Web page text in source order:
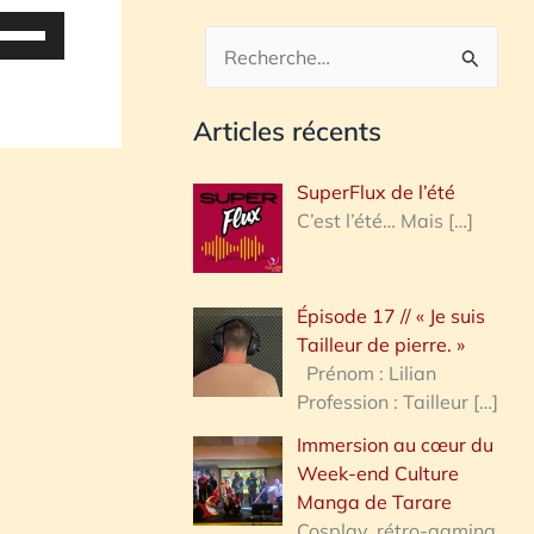
c
h
r
h
e
:
Articles récents
SuperFlux de l’été
C’est l’été… Mais […]
Épisode 17 // « Je suis
Tailleur de pierre. »
Prénom : Lilian
Profession : Tailleur […]
Immersion au cœur du
Week-end Culture
Manga de Tarare